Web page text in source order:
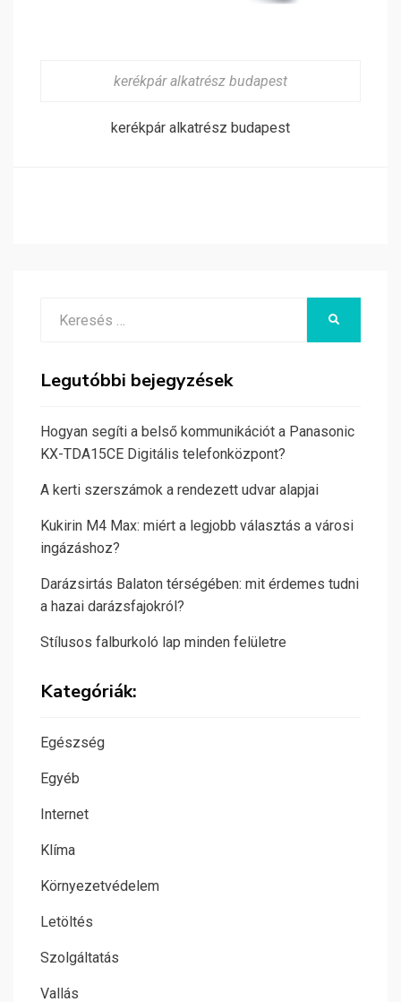
kerékpár alkatrész budapest
kerékpár alkatrész budapest
Legutóbbi bejegyzések
Hogyan segíti a belső kommunikációt a Panasonic
KX-TDA15CE Digitális telefonközpont?
A kerti szerszámok a rendezett udvar alapjai
Kukirin M4 Max: miért a legjobb választás a városi
ingázáshoz?
Darázsirtás Balaton térségében: mit érdemes tudni
a hazai darázsfajokról?
Stílusos falburkoló lap minden felületre
Kategóriák:
Egészség
Egyéb
Internet
Klíma
Környezetvédelem
Letöltés
Szolgáltatás
Vallás